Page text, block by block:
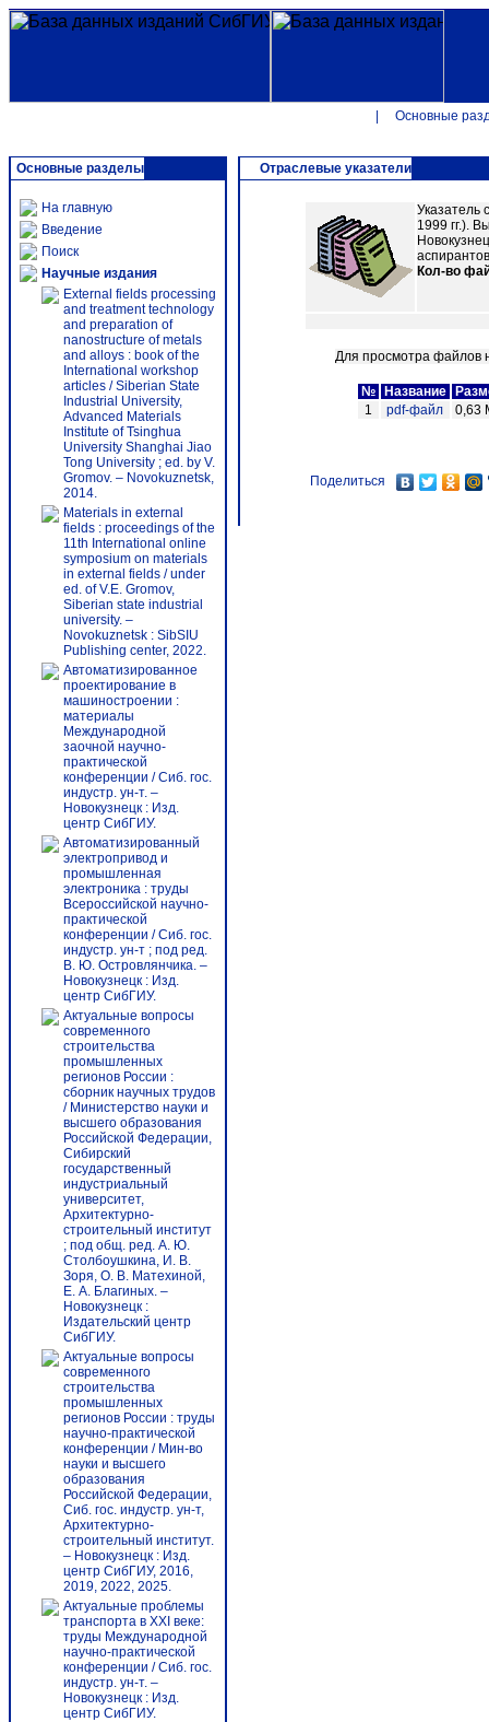
Основные
Основные разделы
На главную
Введение
Поиск
Научные издания
External fields processing
and treatment technology
and preparation of
nanostructure of metals
and alloys : book of the
International workshop
articles / Siberian State
Industrial University,
Advanced Materials
Institute of Tsinghua
University Shanghai Jiao
Tong University ; ed. by V.
Gromov. – Novokuznetsk,
2014.
Materials in external
fields : proceedings of the
11th International online
symposium on materials
in external fields / under
ed. of V.E. Gromov,
Siberian state industrial
university. –
Novokuznetsk : SibSIU
Publishing center, 2022.
Автоматизированное
проектирование в
машиностроении :
материалы
Международной
заочной научно-
практической
конференции / Сиб. гос.
индустр. ун-т. –
Новокузнецк : Изд.
центр СибГИУ.
Автоматизированный
электропривод и
промышленная
электроника : труды
Всероссийской научно-
практической
конференции / Сиб. гос.
индустр. ун-т ; под ред.
В. Ю. Островлянчика. –
Новокузнецк : Изд.
центр СибГИУ.
Актуальные вопросы
современного
строительства
промышленных
регионов России :
сборник научных трудов
/ Министерство науки и
высшего образования
Российской Федерации,
Сибирский
государственный
индустриальный
университет,
Архитектурно-
строительный институт
; под общ. ред. А. Ю.
Столбоушкина, И. В.
Зоря, О. В. Матехиной,
Е. А. Благиных. –
Новокузнецк :
Издательский центр
СибГИУ.
Актуальные вопросы
современного
строительства
промышленных
регионов России : труды
научно-практической
конференции / Мин-во
науки и высшего
образования
Российской Федерации,
Сиб. гос. индустр. ун-т,
Архитектурно-
строительный институт.
– Новокузнецк : Изд.
центр СибГИУ, 2016,
2019, 2022, 2025.
Актуальные проблемы
транспорта в XXI веке:
труды Международной
научно-практической
конференции / Сиб. гос.
индустр. ун-т. –
Новокузнецк : Изд.
центр СибГИУ.
Отраслевые указатели
Указатель
1999 гг.).
Кол-во
Для просмотра файлов
№ Название
1
pdf-файл 0,63
Поделиться